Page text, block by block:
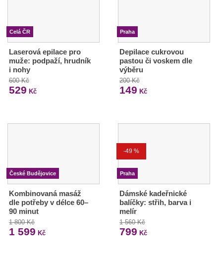
Celá ČR
Laserová epilace pro
muže: podpaží, hrudník
i nohy
600 Kč
529 Kč
Praha
Depilace cukrovou
pastou či voskem dle
výběru
200 Kč
149 Kč
České Budějovice
Kombinovaná masáž
dle potřeby v délce 60–
90 minut
1 800 Kč
1 599 Kč
-49 %
Praha
Dámské kadeřnické
balíčky: střih, barva i
melír
1 560 Kč
799 Kč